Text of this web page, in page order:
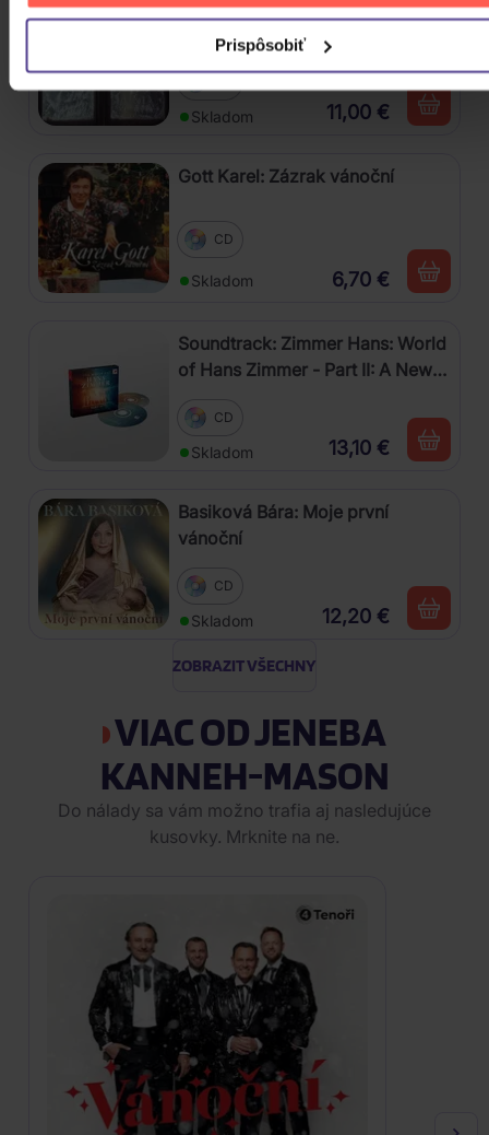
Prispôsobiť
Gott Karel: Bílé Vánoce (Reedice
2022)
Skladom 11,00 €
Gott Karel: Zázrak vánoční
CD
Skladom 6,70 €
Soundtrack: Zimmer Hans: World
of Hans Zimmer - Part II: A New
CD
Skladom 13,10 €
Basiková Bára: Moje první
vánoční
CD
Skladom 12,20 €
ZOBRAZIT VŠECHNY
VIAC OD JENEBA
KANNEH-MASON
Do nálady sa vám možno trafia aj nasledujúce
kusovky. Mrknite na ne.